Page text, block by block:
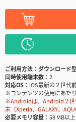
ご利用方法
ダウンロード
同時使用端末数
2
対応OS
iOS最新の２世代
※コンテンツの使用にあた
※Androidは、Android２世
末（Xperia、GALAXY、
必要メモリ容量
58 MB以上